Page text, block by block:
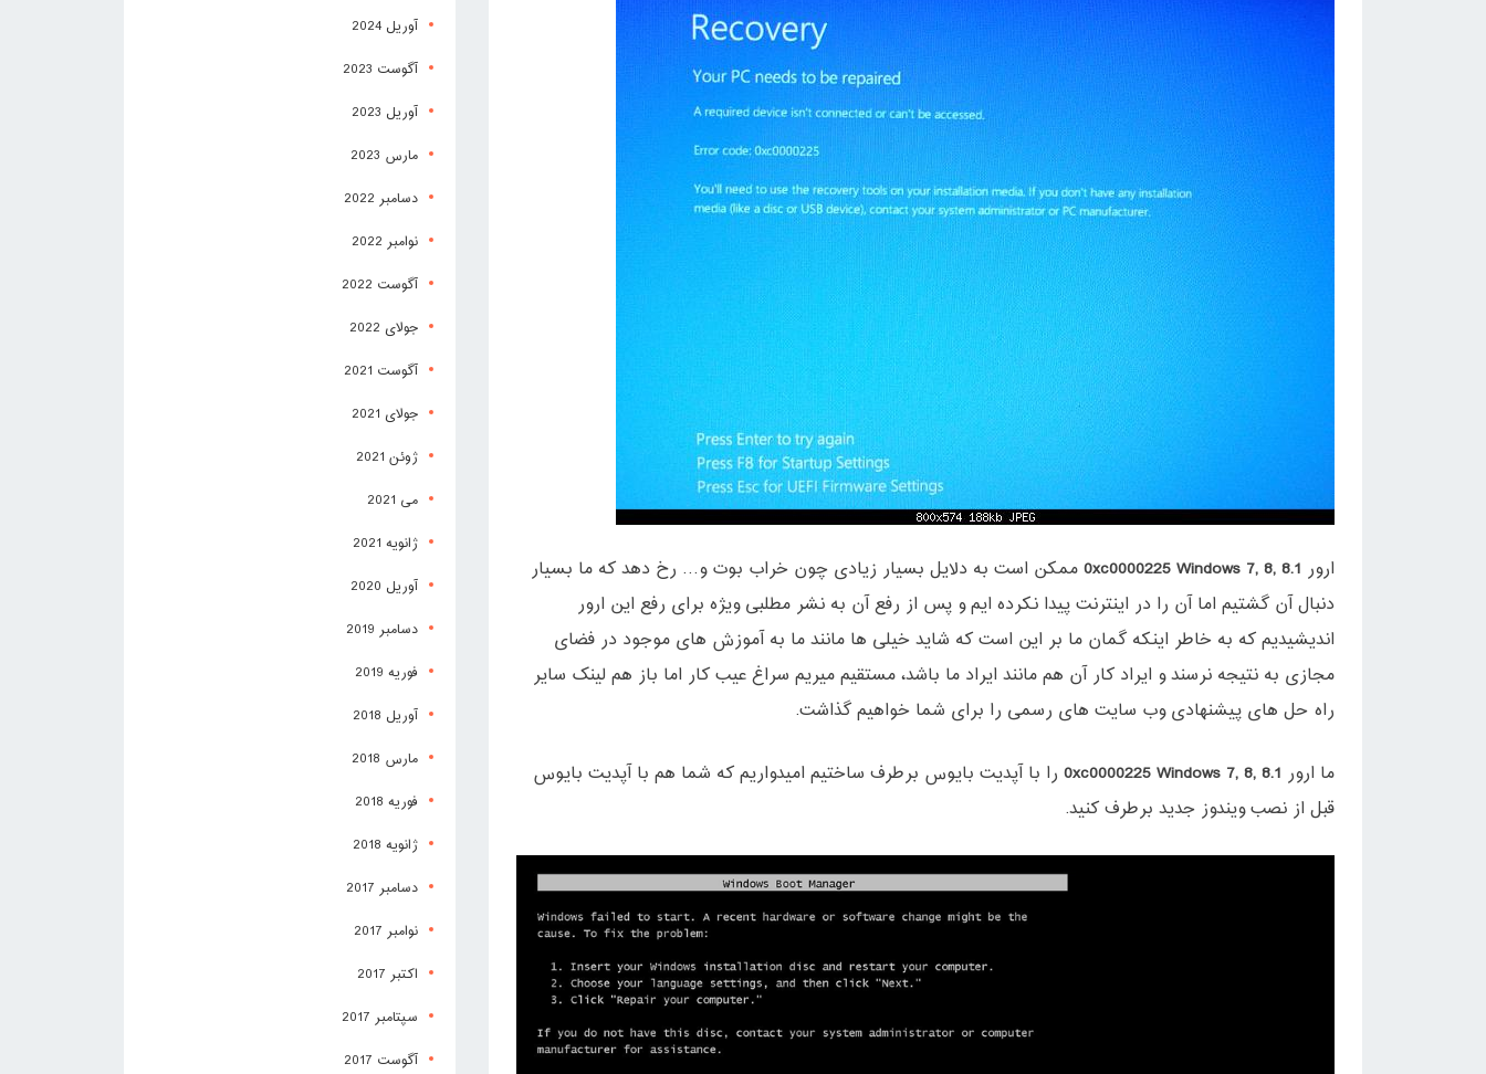
ارور 0xc0000225 Windows 7, 8, 8.1 ممکن است به دلایل بسیار زیادی چون خراب بوت و… رخ دهد که ما بسیار
دنبال آن گشتیم اما آن را در اینترنت پیدا نکرده ایم و پس از رفع آن به نشر مطلبی ویژه برای رفع این ارور
اندیشیدیم که به خاطر اینکه گمان ما بر این است که شاید خیلی ها مانند ما به آموزش های موجود در فضای
مجازی به نتیجه نرسند و ایراد کار آن هم مانند ایراد ما باشد، مستقیم میریم سراغ عیب کار اما باز هم لینک سایر
راه حل های پیشنهادی وب سایت های رسمی را برای شما خواهیم گذاشت.
ما ارور 0xc0000225 Windows 7, 8, 8.1 را با آپدیت بایوس برطرف ساختیم امیدواریم که شما هم با آپدیت بایوس
قبل از نصب ویندوز جدید برطرف کنید.
آوریل 2024
آگوست 2023
آوریل 2023
مارس 2023
دسامبر 2022
نوامبر 2022
آگوست 2022
جولای 2022
آگوست 2021
جولای 2021
ژوئن 2021
می 2021
ژانویه 2021
آوریل 2020
دسامبر 2019
فوریه 2019
آوریل 2018
مارس 2018
فوریه 2018
ژانویه 2018
دسامبر 2017
نوامبر 2017
اکتبر 2017
سپتامبر 2017
آگوست 2017